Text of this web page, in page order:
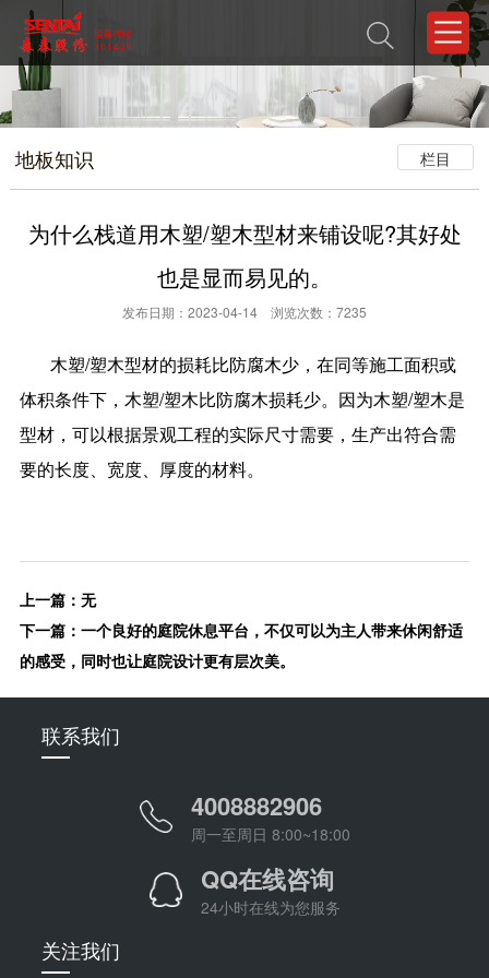
栏目
地板知识
为什么栈道用木塑/塑木型材来铺设呢?其好处
也是显而易见的。
发布日期：2023-04-14 浏览次数：7235
木塑/塑木型材的损耗比防腐木少，在同等施工面积或
体积条件下，木塑/塑木比防腐木损耗少。因为木塑/塑木是
型材，可以根据景观工程的实际尺寸需要，生产出符合需
要的长度、宽度、厚度的材料。
上一篇：无
下一篇： 一个良好的庭院休息平台，不仅可以为主人带来休闲舒适
的感受，同时也让庭院设计更有层次美。
联系我们
4008882906
周一至周日 8:00~18:00
QQ在线咨询
24小时在线为您服务
关注我们